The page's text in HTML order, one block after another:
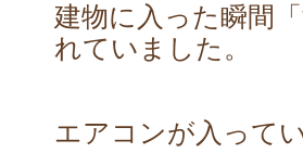
建物に入った瞬間
れていました。
エアコンが入って